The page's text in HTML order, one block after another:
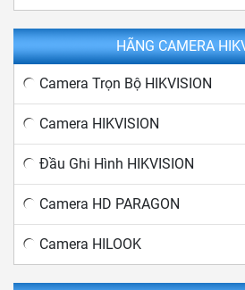
HÃNG CAMERA
Camera Trọn Bộ HIKVISION
Camera HIKVISION
Đầu Ghi Hình HIKVISION
Camera HD PARAGON
Camera HILOOK